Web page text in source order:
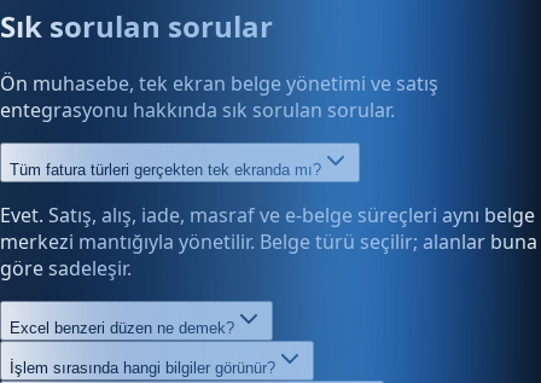
Sık sorulan sorular
Ön muhasebe, tek ekran belge yönetimi ve satış
entegrasyonu hakkında sık sorulan sorular.
Tüm fatura türleri gerçekten tek ekranda mı?
Evet. Satış, alış, iade, masraf ve e-belge süreçleri aynı belge
merkezi mantığıyla yönetilir. Belge türü seçilir; alanlar buna
göre sadeleşir.
Excel benzeri düzen ne demek?
İşlem sırasında hangi bilgiler görünür?